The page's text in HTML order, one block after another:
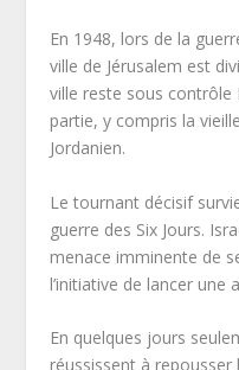
En 1948, lors de la
ville de Jérusalem est
ville reste sous contrôle
partie, y compris la
Jordanien.
Le tournant décisif
guerre des Six Jours.
menace imminente de
l’initiative de lancer une
En quelques jours
réussissent à